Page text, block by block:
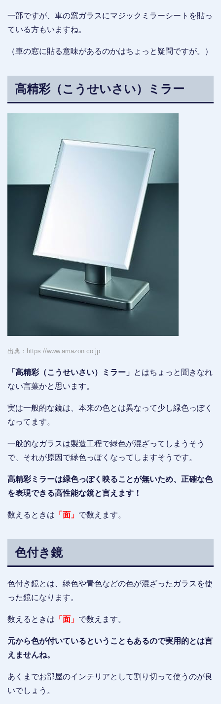
一部ですが、車の窓ガラスにマジックミラーシートを貼っ
ている方もいますね。
（車の窓に貼る意味があるのかはちょっと疑問ですが。）
高精彩（こうせいさい）ミラー
出典：https://www.amazon.co.jp
「高精彩（こうせいさい）ミラー」 とはちょっと聞きなれ
ない言葉かと思います。
実は一般的な鏡は、本来の色とは異なって少し緑色っぽく
なってます。
一般的なガラスは製造工程で緑色が混ざってしまうそう
で、それが原因で緑色っぽくなってしますそうです。
高精彩ミラーは緑色っぽく映ることが無いため、正確な色
を表現できる高性能な鏡と言えます！
数えるときは 「面」 で数えます。
色付き鏡
色付き鏡とは、緑色や青色などの色が混ざったガラスを使
った鏡になります。
数えるときは 「面」 で数えます。
元から色が付いているということもあるので実用的とは言
えませんね。
あくまでお部屋のインテリアとして割り切って使うのが良
いでしょう。